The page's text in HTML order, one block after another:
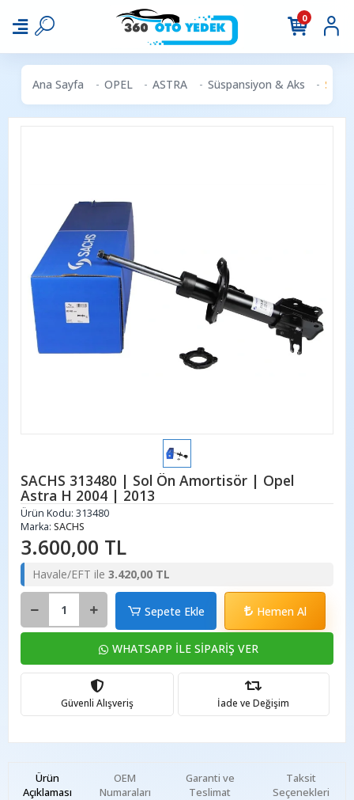
0
Ana Sayfa OPEL ASTRA Süspansiyon & Aks
SACHS 313480 | Sol Ön Amortisör | Opel
Astra H 2004 | 2013
Ürün Kodu: 313480
Marka: SACHS
3.600,00 TL
Havale/EFT ile 3.420,00 TL
Sepete Ekle Hemen Al
WHATSAPP İLE SİPARİŞ VER
Güvenli Alışveriş İade ve Değişim
Ürün
Açıklaması
Garanti ve
Teslimat
Taksit
Seçenekleri
OEM
Numaraları